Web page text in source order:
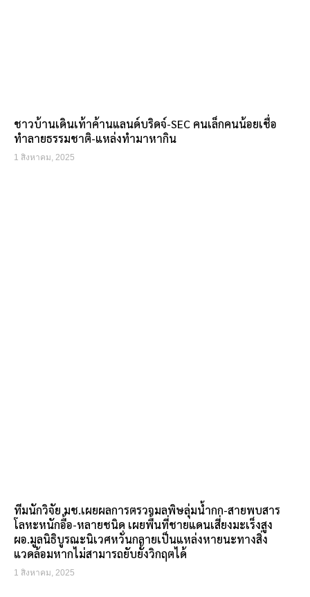
ชาวบ้านเดินเท้าค้านแลนด์บริดจ์-SEC คนเล็กคนน้อยเชื่อ
ทำลายธรรมชาติ-แหล่งทำมาหากิน
1 สิงหาคม, 2025
ทีมนักวิจัย มช.เผยผลการตรวจมลพิษลุ่มน้ำกก-สายพบสาร
โลหะหนักอื้อ-หลายชนิด เผยพื้นที่ชายแดนเสี่ยงมะเร็งสูง
ผอ.มูลนิธิบูรณะนิเวศหวั่นกลายเป็นแหล่งหายนะทางสิ่ง
แวดล้อมหากไม่สามารถยับยั้งวิกฤตได้
1 สิงหาคม, 2025